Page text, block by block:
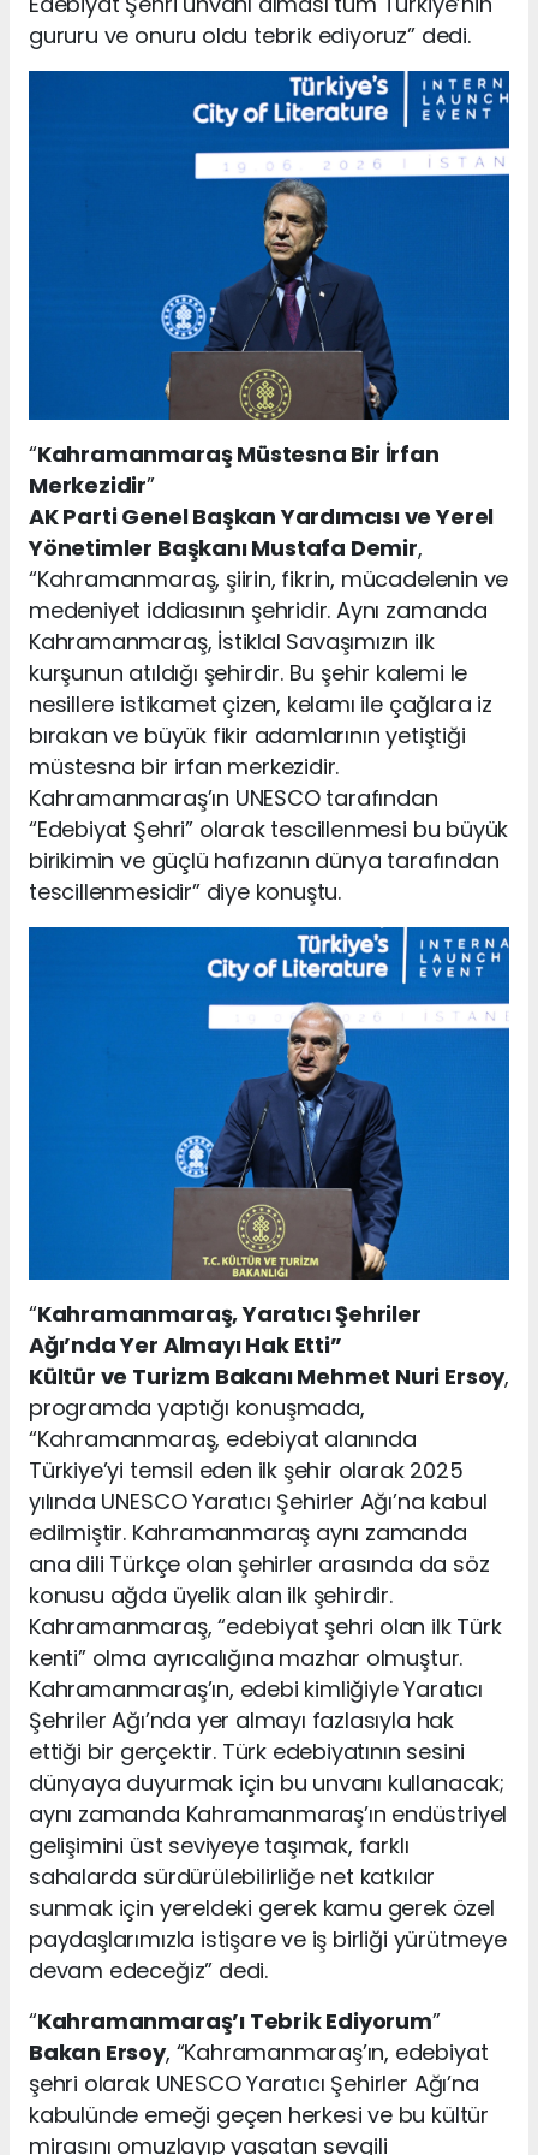
gururu ve onuru oldu tebrik ediyoruz” dedi.
“Kahramanmaraş Müstesna Bir İrfan
Merkezidir”
AK Parti Genel Başkan Yardımcısı ve Yerel
Yönetimler Başkanı Mustafa Demir,
“Kahramanmaraş, şiirin, fikrin, mücadelenin ve
medeniyet iddiasının şehridir. Aynı zamanda
Kahramanmaraş, İstiklal Savaşımızın ilk
kurşunun atıldığı şehirdir. Bu şehir kalemi le
nesillere istikamet çizen, kelamı ile çağlara iz
bırakan ve büyük fikir adamlarının yetiştiği
müstesna bir irfan merkezidir.
Kahramanmaraş’ın UNESCO tarafından
“Edebiyat Şehri” olarak tescillenmesi bu büyük
birikimin ve güçlü hafızanın dünya tarafından
tescillenmesidir” diye konuştu.
“Kahramanmaraş, Yaratıcı Şehriler
Ağı’nda Yer Almayı Hak Etti”
Kültür ve Turizm Bakanı Mehmet Nuri Ersoy,
programda yaptığı konuşmada,
“Kahramanmaraş, edebiyat alanında
Türkiye’yi temsil eden ilk şehir olarak 2025
yılında UNESCO Yaratıcı Şehirler Ağı’na kabul
edilmiştir. Kahramanmaraş aynı zamanda
ana dili Türkçe olan şehirler arasında da söz
konusu ağda üyelik alan ilk şehirdir.
Kahramanmaraş, “edebiyat şehri olan ilk Türk
kenti” olma ayrıcalığına mazhar olmuştur.
Kahramanmaraş’ın, edebi kimliğiyle Yaratıcı
Şehriler Ağı’nda yer almayı fazlasıyla hak
ettiği bir gerçektir. Türk edebiyatının sesini
dünyaya duyurmak için bu unvanı kullanacak;
aynı zamanda Kahramanmaraş’ın endüstriyel
gelişimini üst seviyeye taşımak, farklı
sahalarda sürdürülebilirliğe net katkılar
sunmak için yereldeki gerek kamu gerek özel
paydaşlarımızla istişare ve iş birliği yürütmeye
devam edeceğiz” dedi.
“Kahramanmaraş’ı Tebrik Ediyorum”
Bakan Ersoy, “Kahramanmaraş’ın, edebiyat
şehri olarak UNESCO Yaratıcı Şehirler Ağı’na
kabulünde emeği geçen herkesi ve bu kültür
mirasını omuzlayıp yaşatan sevgili